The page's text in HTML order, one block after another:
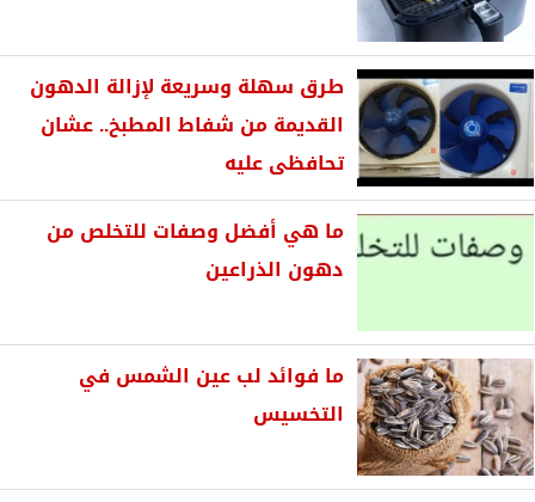
طرق سهلة وسريعة لإزالة الدهون
القديمة من شفاط المطبخ.. عشان
تحافظى عليه
ما هي أفضل وصفات للتخلص من
دهون الذراعين
ما فوائد لب عين الشمس في
التخسيس